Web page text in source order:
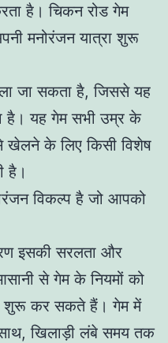
है। चिकन रोड गेम
मनोरंजन यात्रा शुरू
जा सकता है, जिससे यह
है। यह गेम सभी उम्र के
खेलने के लिए किसी विशेष
है।
विकल्प है जो आपको
इसकी सरलता और
से गेम के नियमों को
कर सकते हैं। गेम में
खिलाड़ी लंबे समय तक